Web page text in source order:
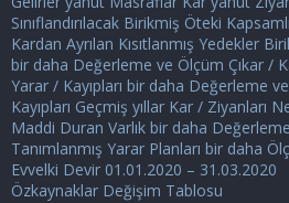
Sınıflandırılacak Birikmiş Öteki
Kardan Ayrılan Kısıtlanmış Yedekler
bir daha Değerleme ve Ölçüm Çıkar /
Yarar / Kayıpları bir daha Değerleme
Kayıpları Geçmiş yıllar Kar / Ziyanları
Maddi Duran Varlık bir daha Değerleme
Tanımlanmış Yarar Planları bir daha
Evvelki Devir 01.01.2020 – 31.03.2020
Özkaynaklar Değişim Tablosu